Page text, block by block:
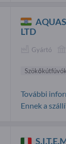
LTD
Gyártó
További
Ennek a